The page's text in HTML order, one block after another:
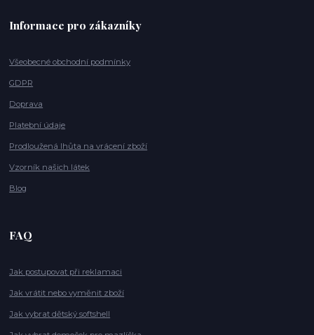
Informace pro zákazníky
Všeobecné obchodní podmínky
GDPR
Doprava
Platební údaje
Prodloužená lhůta na vrácení zboží
Vzorník našich látek
Blog
FAQ
Jak postupovat při reklamaci
Jak vrátit nebo vyměnit zboží
Jak vybrat dětský softshell